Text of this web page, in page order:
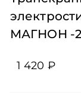
МАГНОН -2
1 420 ₽